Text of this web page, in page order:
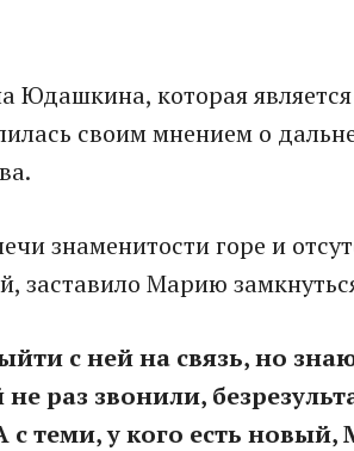
Юдашкина, которая
своим мнением о
знаменитости горе и
заставило Марию
с ней на связь, но
раз звонили,
с теми, у кого есть новый,